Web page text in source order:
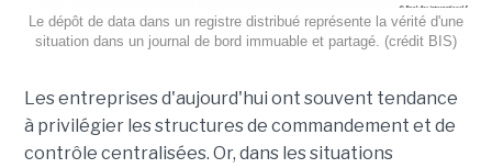
Le dépôt de data dans un registre distribué représente la vérité d'une
situation dans un journal de bord immuable et partagé. (crédit BIS)
Les entreprises d'aujourd'hui ont souvent tendance
à privilégier les structures de commandement et de
contrôle centralisées. Or, dans les situations